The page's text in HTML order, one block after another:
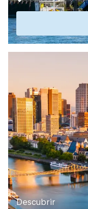
Descubrir